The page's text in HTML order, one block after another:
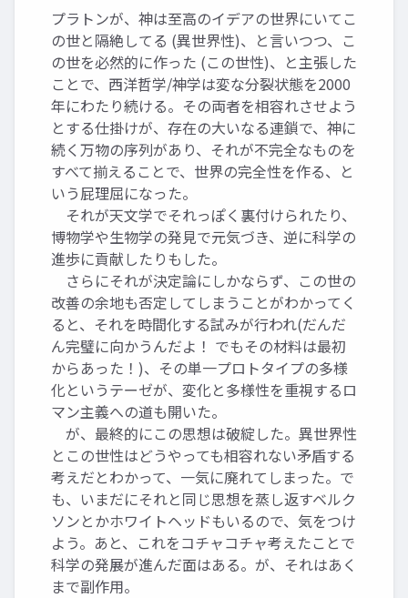
プラトンが、神は至高のイデアの世界にいてこ
の世と隔絶してる (異世界性)、と言いつつ、こ
の世を必然的に作った (この世性)、と主張した
ことで、西洋哲学/神学は変な分裂状態を2000
年にわたり続ける。その両者を相容れさせよう
とする仕掛けが、存在の大いなる連鎖で、神に
続く万物の序列があり、それが不完全なものを
すべて揃えることで、世界の完全性を作る、と
いう屁理屈になった。
それが天文学でそれっぽく裏付けられたり、
博物学や生物学の発見で元気づき、逆に科学の
進歩に貢献したりもした。
さらにそれが決定論にしかならず、この世の
改善の余地も否定してしまうことがわかってく
ると、それを時間化する試みが行われ(だんだ
ん完璧に向かうんだよ！ でもその材料は最初
からあった！)、その単一プロトタイプの多様
化というテーゼが、変化と多様性を重視するロ
マン主義への道も開いた。
が、最終的にこの思想は破綻した。異世界性
とこの世性はどうやっても相容れない矛盾する
考えだとわかって、一気に廃れてしまった。で
も、いまだにそれと同じ思想を蒸し返すベルク
ソンとかホワイトヘッドもいるので、気をつけ
よう。あと、これをコチャコチャ考えたことで
科学の発展が進んだ面はある。が、それはあく
まで副作用。